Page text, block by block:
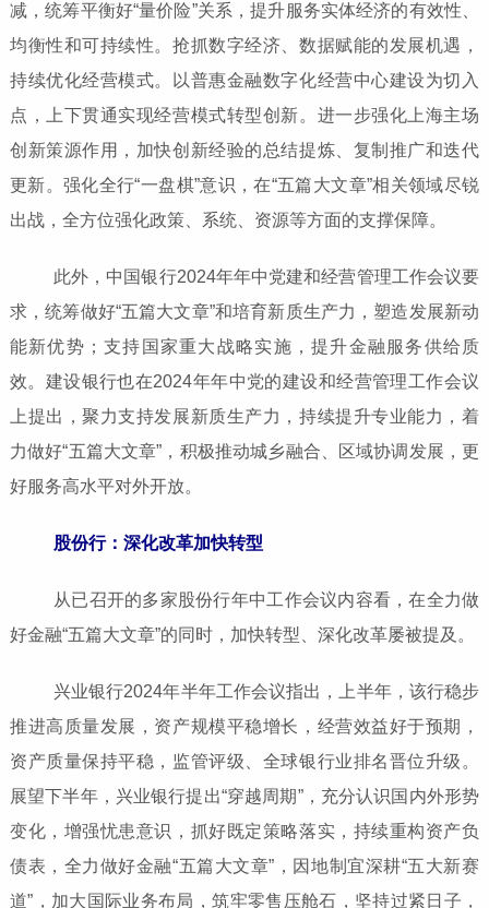
减，统筹平衡好“量价险”关系，提升服务实体经济的有效性、
均衡性和可持续性。抢抓数字经济、数据赋能的发展机遇，
持续优化经营模式。以普惠金融数字化经营中心建设为切入
点，上下贯通实现经营模式转型创新。进一步强化上海主场
创新策源作用，加快创新经验的总结提炼、复制推广和迭代
更新。强化全行“一盘棋”意识，在“五篇大文章”相关领域尽锐
出战，全方位强化政策、系统、资源等方面的支撑保障。
此外，中国银行2024年年中党建和经营管理工作会议要
求，统筹做好“五篇大文章”和培育新质生产力，塑造发展新动
能新优势；支持国家重大战略实施，提升金融服务供给质
效。建设银行也在2024年年中党的建设和经营管理工作会议
上提出，聚力支持发展新质生产力，持续提升专业能力，着
力做好“五篇大文章”，积极推动城乡融合、区域协调发展，更
好服务高水平对外开放。
股份行：深化改革加快转型
从已召开的多家股份行年中工作会议内容看，在全力做
好金融“五篇大文章”的同时，加快转型、深化改革屡被提及。
兴业银行2024年半年工作会议指出，上半年，该行稳步
推进高质量发展，资产规模平稳增长，经营效益好于预期，
资产质量保持平稳，监管评级、全球银行业排名晋位升级。
展望下半年，兴业银行提出“穿越周期”，充分认识国内外形势
变化，增强忧患意识，抓好既定策略落实，持续重构资产负
债表，全力做好金融“五篇大文章”，因地制宜深耕“五大新赛
道”，加大国际业务布局，筑牢零售压舱石，坚持过紧日子，